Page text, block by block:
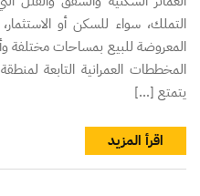
التملك، سواء للسكن أو
المعروضة للبيع بمساحات مختلفة
المخططات العمرانية التابعة
يتمتع […]
اقرأ المزيد